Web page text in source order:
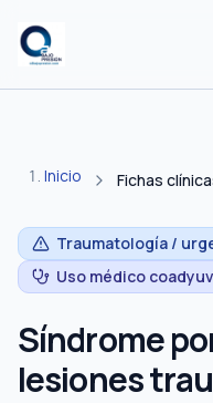
Inicio Fichas
Traumatología /
Uso médico
Síndrome
lesiones